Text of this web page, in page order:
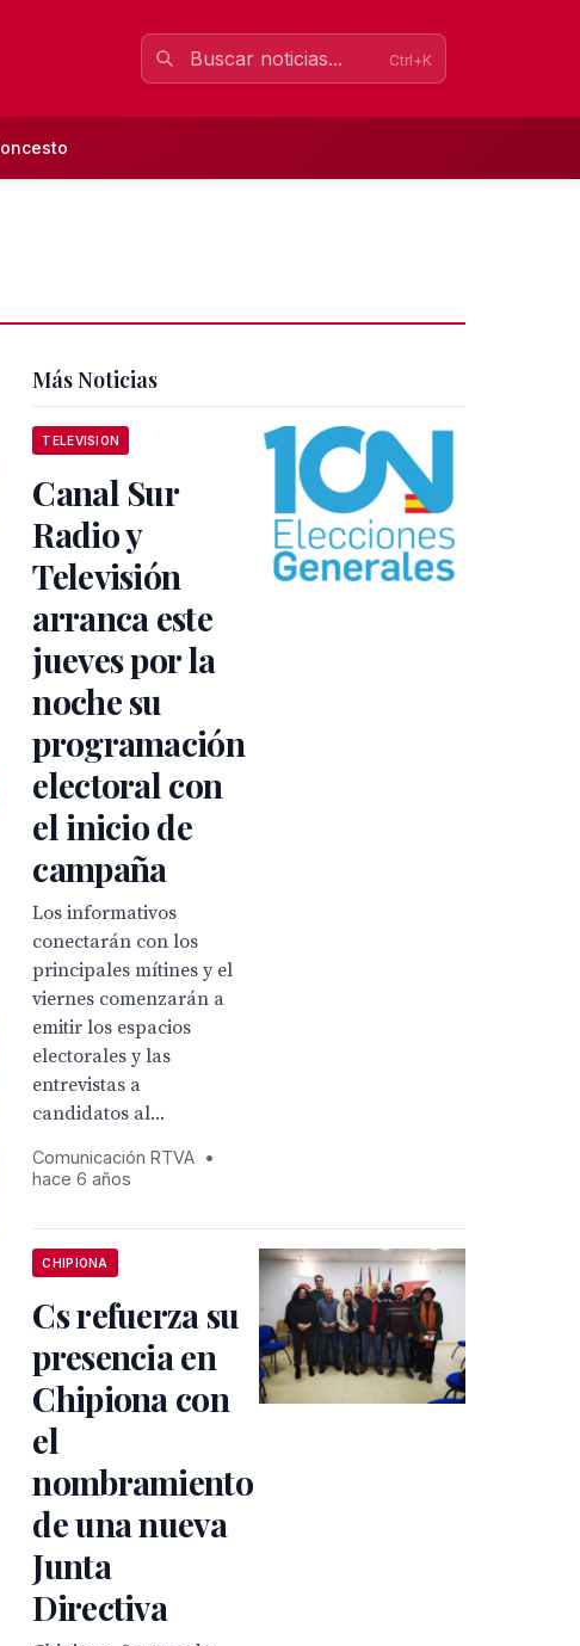
Ctrl+K
Más Noticias
TELEVISION
Canal Sur
Radio y
Televisión
arranca este
jueves por la
noche su
programación
electoral con
el inicio de
campaña
Los informativos
conectarán con los
principales mítines y el
viernes comenzarán a
emitir los espacios
electorales y las
entrevistas a
candidatos al...
Comunicación RTVA •
hace 6 años
CHIPIONA
Cs refuerza su
presencia en
Chipiona con
el
nombramiento
de una nueva
Junta
Directiva